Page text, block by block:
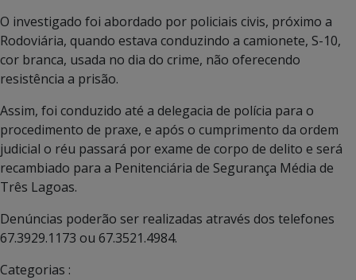
O investigado foi abordado por policiais civis, próximo a
Rodoviária, quando estava conduzindo a camionete, S-10,
cor branca, usada no dia do crime, não oferecendo
resistência a prisão.
Assim, foi conduzido até a delegacia de polícia para o
procedimento de praxe, e após o cumprimento da ordem
judicial o réu passará por exame de corpo de delito e será
recambiado para a Penitenciária de Segurança Média de
Três Lagoas.
Denúncias poderão ser realizadas através dos telefones
67.3929.1173 ou 67.3521.4984.
Categorias :